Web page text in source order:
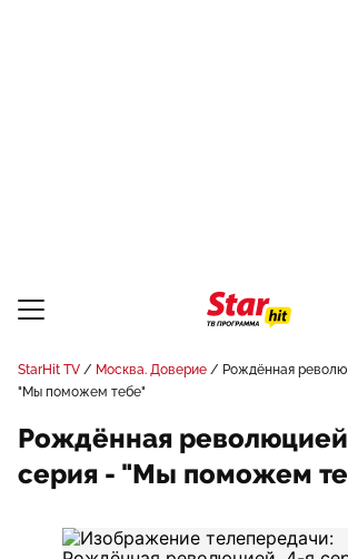
StarHit TV Москва. Доверие
Рождённая
"Мы поможем тебе"
Рождённая
серия - "Мы поможем